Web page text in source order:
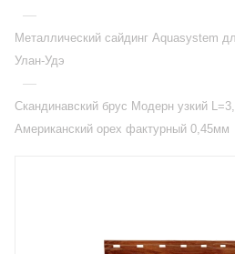
—
Металлический сайдинг Aquasystem
Улан-Удэ
—
Скандинавский брус Модерн узкий
Американский орех фактурный 0,45мм